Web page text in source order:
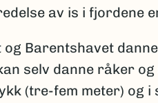
av is i fjordene
og Barentshavet
selv danne råker
(tre-fem meter) og